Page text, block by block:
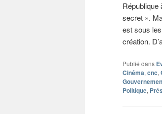
République
secret ».
est sous
création.
Publié dans
Cinéma, cnc,
Politique,